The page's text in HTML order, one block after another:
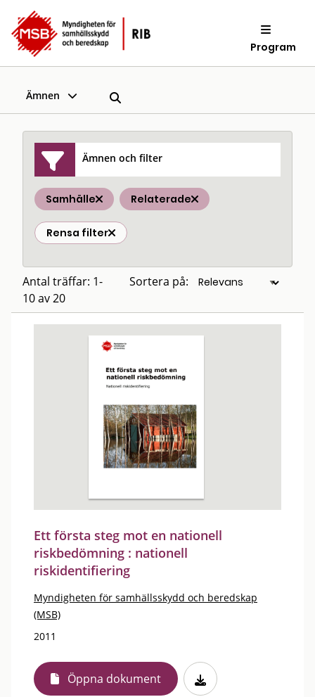
Program
Ämnen
Ämnen och filter
Samhälle Relaterade
Rensa filter
Antal träffar: 1-
10 av 20
Sortera på:
Ett första steg mot en nationell
riskbedömning : nationell
riskidentifiering
Myndigheten för samhällsskydd och beredskap
(MSB)
2011
Öppna dokument